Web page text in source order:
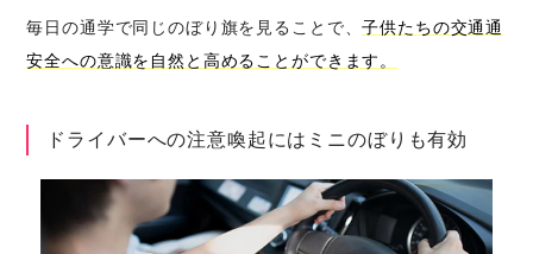
毎日の通学で同じのぼり旗を見ることで、子供たちの交通通
安全への意識を自然と高めることができます。
ドライバーへの注意喚起にはミニのぼりも有効